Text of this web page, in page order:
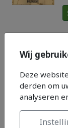
Wij
Deze
derden om
analyseren